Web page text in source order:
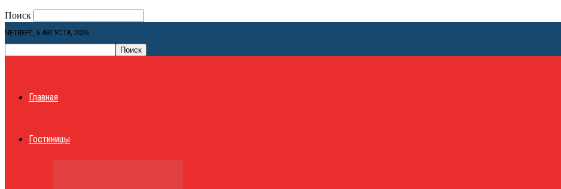
Поиск
ЧЕТВЕРГ, 6 АВГУСТА, 2026
Главная
Гостиницы